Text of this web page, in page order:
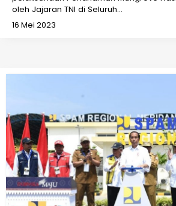
oleh Jajaran TNI di Seluruh…
16 Mei 2023